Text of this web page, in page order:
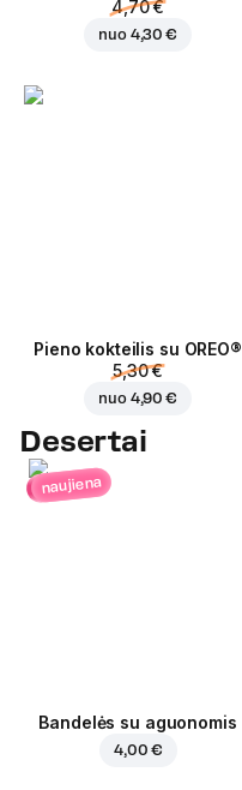
4,70 €
nuo 4,30 €
Pieno kokteilis su OREO®
5,30 €
nuo 4,90 €
Desertai
naujiena
Bandelės su aguonomis
4,00 €